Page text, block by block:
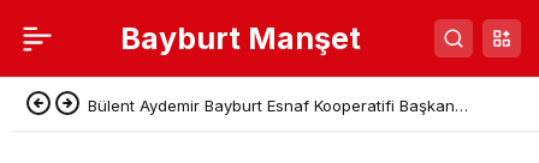
Bayburt Manşet
Bülent Aydemir Bayburt Esnaf Kooperatifi Başkan